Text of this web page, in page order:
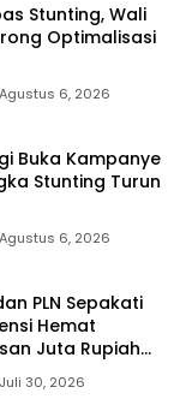
Stunting, Wali
Optimalisasi
Agustus 6, 2026
Buka Kampanye
Stunting Turun
Agustus 6, 2026
PLN Sepakati
Hemat
Juta Rupiah
Juli 30, 2026